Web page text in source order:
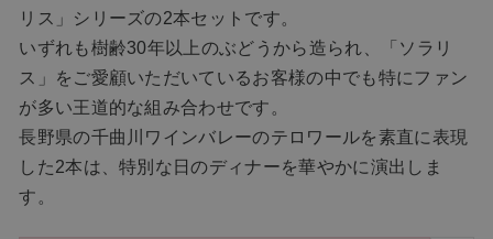
リス」シリーズの2本セットです。
いずれも樹齢30年以上のぶどうから造られ、「ソラリ
ス」をご愛顧いただいているお客様の中でも特にファン
が多い王道的な組み合わせです。
長野県の千曲川ワインバレーのテロワールを素直に表現
した2本は、特別な日のディナーを華やかに演出しま
す。